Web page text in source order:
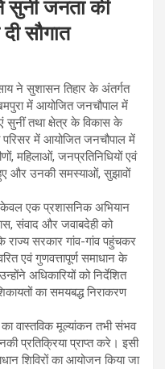
सुनी जनता की
सौगात
ने सुशासन तिहार के अंतर्गत
में आयोजित जनचौपाल में
सुनीं तथा क्षेत्र के विकास के
परिसर में आयोजित जनचौपाल में
महिलाओं, जनप्रतिनिधियों एवं
और उनकी समस्याओं, सुझावों
केवल एक प्रशासनिक अभियान
संवाद और जवाबदेही को
राज्य सरकार गांव-गांव पहुंचकर
एवं गुणवत्तापूर्ण समाधान के
अधिकारियों को निर्देशित
का समयबद्ध निराकरण
वास्तविक मूल्यांकन तभी संभव
प्रतिक्रिया प्राप्त करे। इसी
शिविरों का आयोजन किया जा